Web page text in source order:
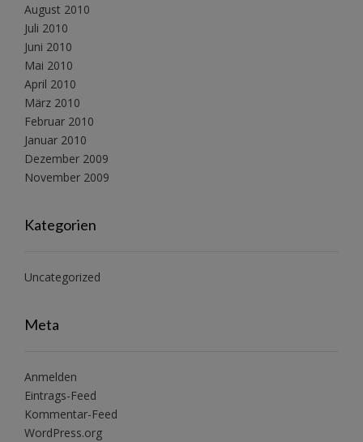
August 2010
Juli 2010
Juni 2010
Mai 2010
April 2010
März 2010
Februar 2010
Januar 2010
Dezember 2009
November 2009
Kategorien
Uncategorized
Meta
Anmelden
Eintrags-Feed
Kommentar-Feed
WordPress.org